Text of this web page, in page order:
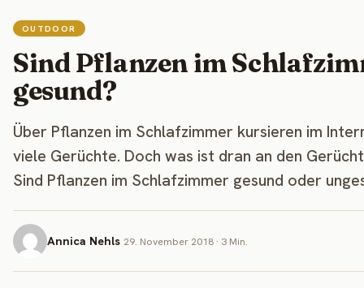
OUTDOOR
Sind Pflanzen im
gesund?
Über Pflanzen im Schlafzimmer kursieren im
viele Gerüchte. Doch was ist dran an den
Sind Pflanzen im Schlafzimmer gesund oder
Annica Nehls 29. November 2018 · 3 Min.